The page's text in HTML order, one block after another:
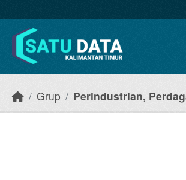
Grup Perindustrian,